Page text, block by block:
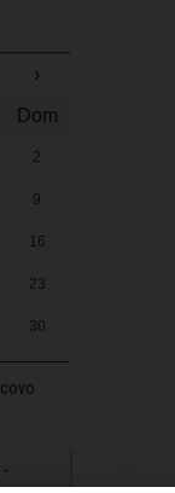
›
Dom
2
9
16
23
30